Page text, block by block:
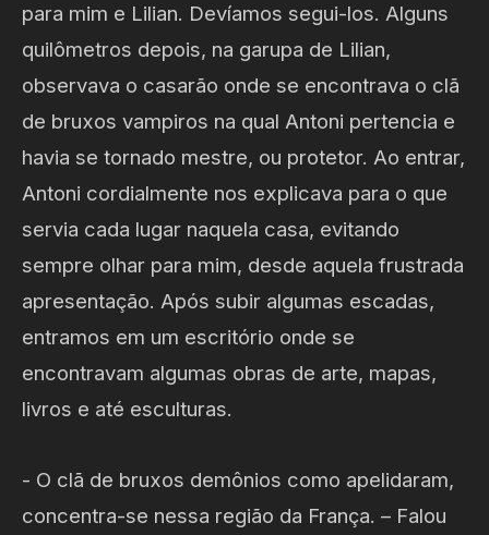
para mim e Lilian. Devíamos segui-los. Alguns
quilômetros depois, na garupa de Lilian,
observava o casarão onde se encontrava o clã
de bruxos vampiros na qual Antoni pertencia e
havia se tornado mestre, ou protetor. Ao entrar,
Antoni cordialmente nos explicava para o que
servia cada lugar naquela casa, evitando
sempre olhar para mim, desde aquela frustrada
apresentação. Após subir algumas escadas,
entramos em um escritório onde se
encontravam algumas obras de arte, mapas,
livros e até esculturas.
- O clã de bruxos demônios como apelidaram,
concentra-se nessa região da França. – Falou